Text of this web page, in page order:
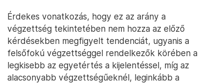
Érdekes vonatkozás, hogy ez az arány a
végzettség tekintetében nem hozza az előző
kérdésekben megfigyelt tendenciát, ugyanis a
felsőfokú végzettséggel rendelkezők körében a
legkisebb az egyetértés a kijelentéssel, míg az
alacsonyabb végzettségűeknél, leginkább a